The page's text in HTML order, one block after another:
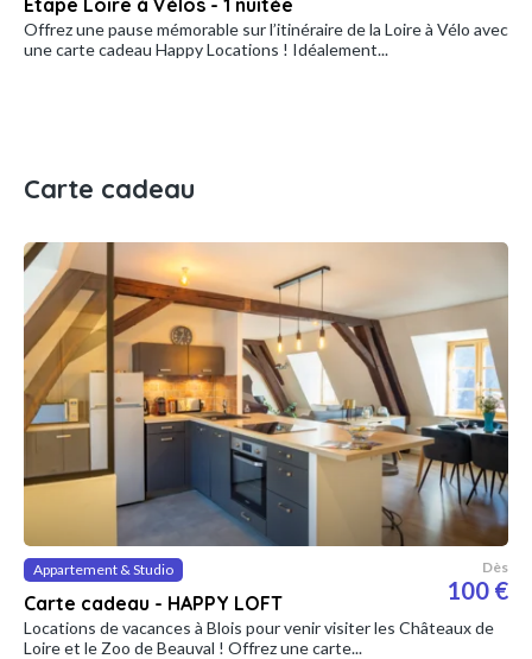
Etape Loire à Vélos - 1 nuitée
Offrez une pause mémorable sur l’itinéraire de la Loire à Vélo avec
une carte cadeau Happy Locations ! Idéalement...
Carte cadeau
Appartement & Studio
Carte cadeau - HAPPY LOFT
Dès
100 €
Locations de vacances à Blois pour venir visiter les Châteaux de
Loire et le Zoo de Beauval ! Offrez une carte...